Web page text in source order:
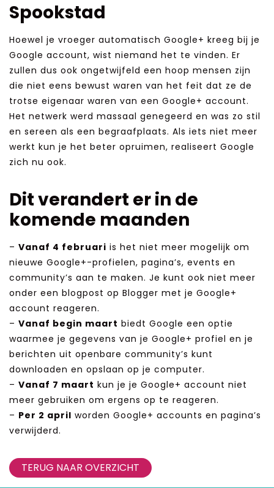
Spookstad
Hoewel je vroeger automatisch Google+ kreeg bij je
Google account, wist niemand het te vinden. Er
zullen dus ook ongetwijfeld een hoop mensen zijn
die niet eens bewust waren van het feit dat ze de
trotse eigenaar waren van een Google+ account.
Het netwerk werd massaal genegeerd en was zo stil
en sereen als een begraafplaats. Als iets niet meer
werkt kun je het beter opruimen, realiseert Google
zich nu ook.
Dit verandert er in de
komende maanden
– Vanaf 4 februari is het niet meer mogelijk om
nieuwe Google+-profielen, pagina’s, events en
community’s aan te maken. Je kunt ook niet meer
onder een blogpost op Blogger met je Google+
account reageren.
– Vanaf begin maart biedt Google een optie
waarmee je gegevens van je Google+ profiel en je
berichten uit openbare community’s kunt
downloaden en opslaan op je computer.
– Vanaf 7 maart kun je je Google+ account niet
meer gebruiken om ergens op te reageren.
– Per 2 april worden Google+ accounts en pagina’s
verwijderd.
TERUG NAAR OVERZICHT